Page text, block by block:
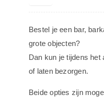
Bestel je een bar,
grote objecten?
Dan kun je tijdens het
of laten bezorgen.
Beide opties zijn